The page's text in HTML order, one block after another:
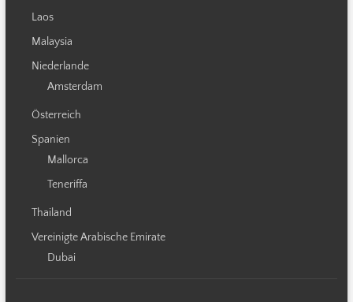
Laos
Malaysia
Niederlande
Amsterdam
Österreich
Spanien
Mallorca
Teneriffa
Thailand
Vereinigte Arabische Emirate
Dubai